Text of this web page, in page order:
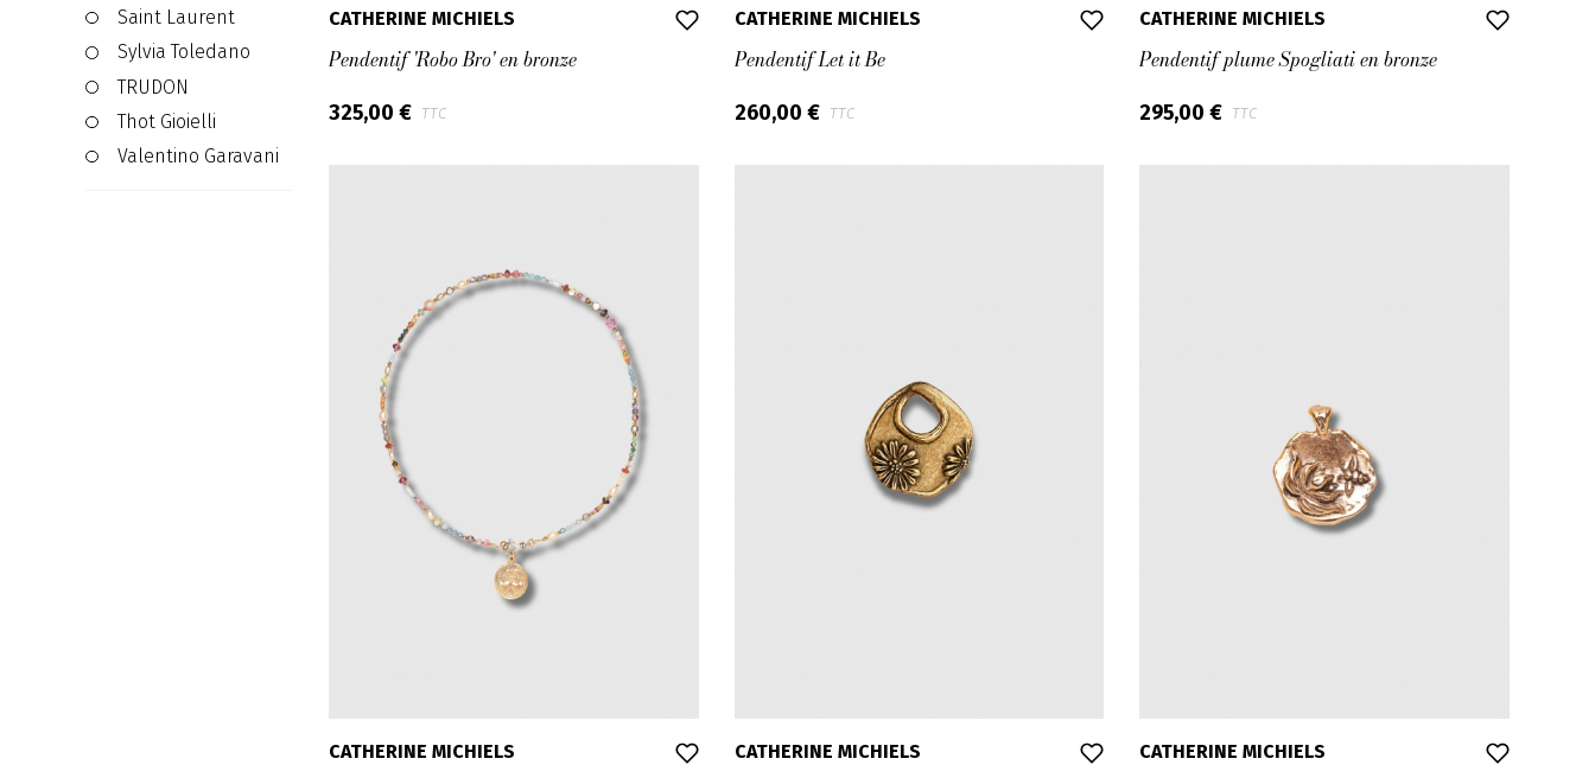
Saint Laurent
Sylvia Toledano
TRUDON
Thot Gioielli
Valentino Garavani
CATHERINE MICHIELS
Pendentif 'Robo Bro' en bronze
325,00 € TTC
CATHERINE MICHIELS
Pendentif Let it Be
260,00 € TTC
CATHERINE MICHIELS
Pendentif plume Spogliati en bronze
295,00 € TTC
CATHERINE MICHIELS CATHERINE MICHIELS CATHERINE MICHIELS